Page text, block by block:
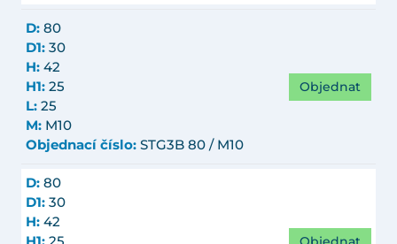
D: 80
D1: 30
H: 42
H1: 25
L: 25
M: M10
Objednací číslo: STG3B 80 / M10
Objednat
D: 80
D1: 30
H: 42